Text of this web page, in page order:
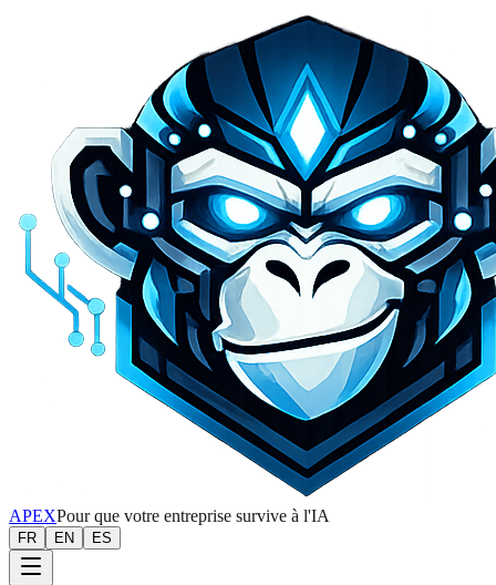
APEXPour que votre entreprise survive à l'IA
FR EN ES